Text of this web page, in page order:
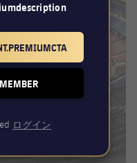
BADGE GOLD
CLUB BADGE
ログイン